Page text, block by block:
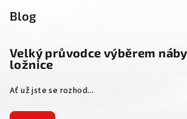
Blog
Velký průvodce výběrem
ložnice
Ať už jste se rozhod...